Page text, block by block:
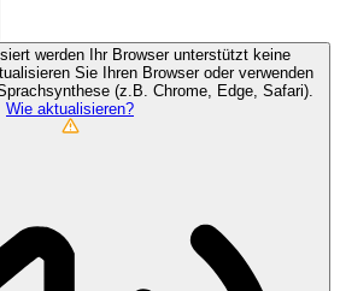
werden
Ihr Browser unterstützt keine
Sie Ihren Browser oder verwenden
(z.B. Chrome, Edge, Safari).
Wie aktualisieren?